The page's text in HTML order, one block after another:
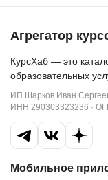
Агрегатор
КурсХаб — это
образовательных
ИП Шарков Иван
ИНН 290303323236 ·
Мобильное